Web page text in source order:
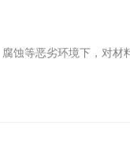
蚀等恶劣环境下，对